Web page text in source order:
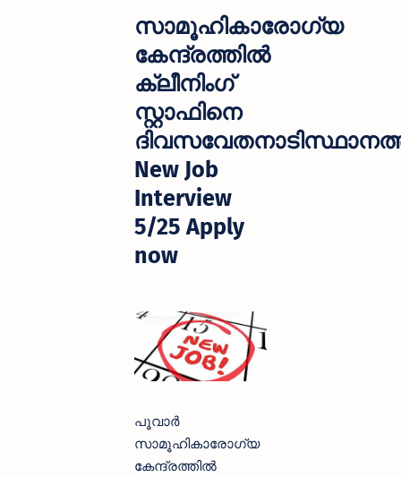
ൽനിയമി
ക്കുന്നു|
New Job
Interview
5/25 Apply
now
സാമൂഹികാരോഗ്യ
കേന്ദ്രത്തിൽ
ക്ലീനിംഗ്
സ്റ്റാഫിനെ
New Job
Interview
5/25 Apply
now
പൂവാർ
സാമൂഹികാരോഗ്യ
കേന്ദ്രത്തിൽ